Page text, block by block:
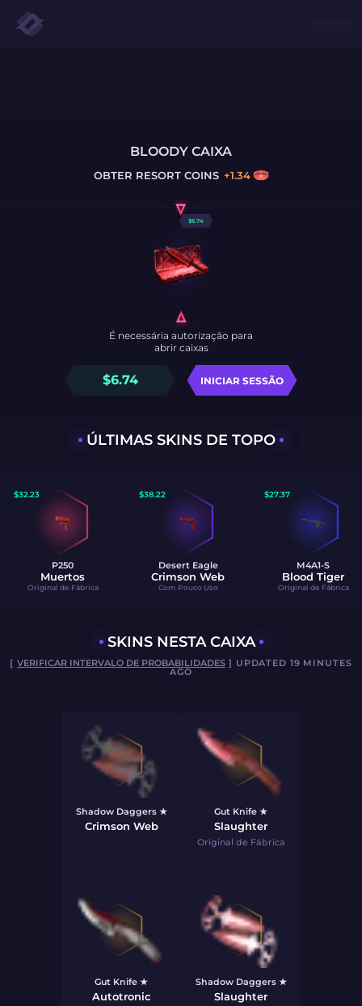
BLOODY CAIXA
OBTER RESORT COINS +1.34
$6.74
$6.74 INICIAR SESSÃO
É necessária autorização para
abrir caixas
ÚLTIMAS SKINS DE TOPO
$32.23
P250
Muertos
Original de Fábrica
$38.22
Desert Eagle
Crimson Web
Com Pouco Uso
$27.37
M4A1-S
Blood Tiger
Original de Fábrica
SKINS NESTA CAIXA
[VERIFICAR INTERVALO DE PROBABILIDADES ] UPDATED 19 MINUTES
AGO
Shadow Daggers ★
Crimson Web
Gut Knife ★
Slaughter
Original de Fábrica
Gut Knife ★
Autotronic
Shadow Daggers ★
Slaughter